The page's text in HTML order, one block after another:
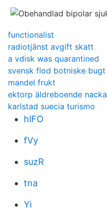
functionalist
radiotjänst avgift skatt
a vdisk was quarantined
svensk flod botniske bugt
mandel frukt
ektorp äldreboende nacka
karlstad suecia turismo
hlFO
fVy
suzR
tna
Yi